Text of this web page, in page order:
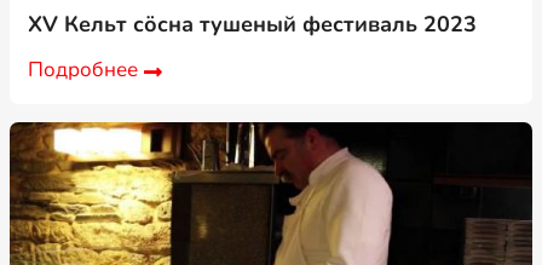
XV Кельт сӧсна тушеный фестиваль 2023
Подробнее